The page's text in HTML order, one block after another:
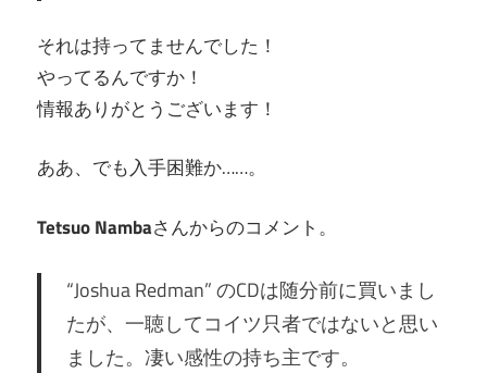
それは持ってませんでした！
やってるんですか！
情報ありがとうございます！
ああ、でも入手困難か……。
Tetsuo Nambaさんからのコメント。
“Joshua Redman” のCDは随分前に買いまし
たが、一聴してコイツ只者ではないと思い
ました。凄い感性の持ち主です。